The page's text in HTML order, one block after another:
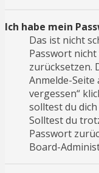
Ich habe mein
Das ist nicht
Passwort
zurücksetzen.
Anmelde-Seite
vergessen“
solltest du
Solltest du
Passwort
Board-